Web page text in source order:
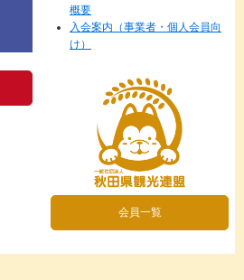
概要
入会案内（事業者・個人会員向
け）
会員一覧